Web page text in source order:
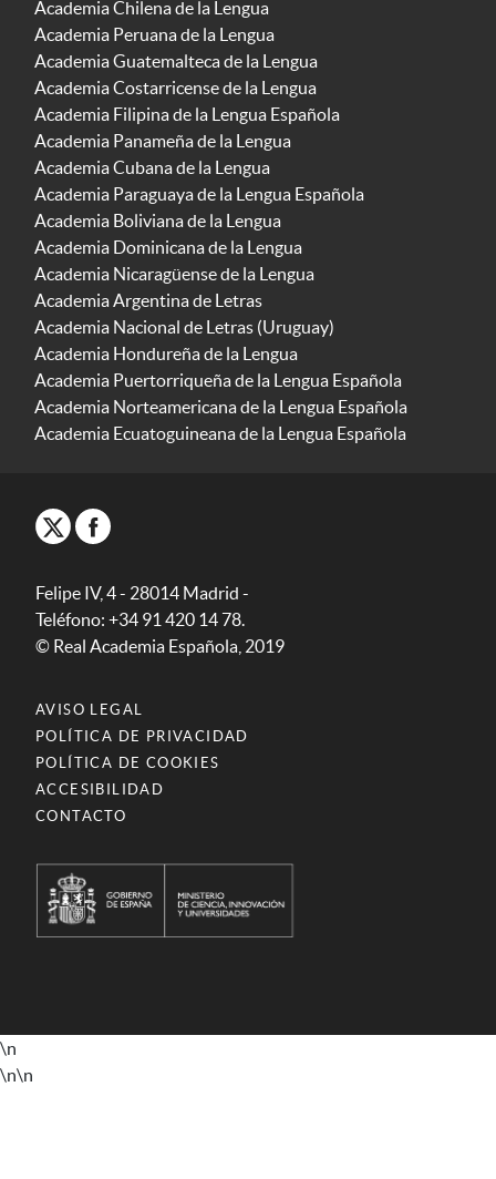
Academia Chilena de la Lengua
Academia Peruana de la Lengua
Academia Guatemalteca de la Lengua
Academia Costarricense de la Lengua
Academia Filipina de la Lengua Española
Academia Panameña de la Lengua
Academia Cubana de la Lengua
Academia Paraguaya de la Lengua Española
Academia Boliviana de la Lengua
Academia Dominicana de la Lengua
Academia Nicaragüense de la Lengua
Academia Argentina de Letras
Academia Nacional de Letras (Uruguay)
Academia Hondureña de la Lengua
Academia Puertorriqueña de la Lengua Española
Academia Norteamericana de la Lengua Española
Academia Ecuatoguineana de la Lengua Española
Felipe IV, 4 - 28014 Madrid -
Teléfono: +34 91 420 14 78.
© Real Academia Española, 2019
AVISO LEGAL
POLÍTICA DE PRIVACIDAD
POLÍTICA DE COOKIES
ACCESIBILIDAD
CONTACTO
\n
\n\n